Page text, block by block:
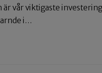
är vår viktigaste
i…